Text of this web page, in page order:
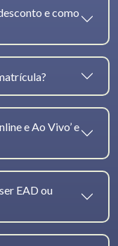
e como
e Ao Vivo’ e
EAD ou